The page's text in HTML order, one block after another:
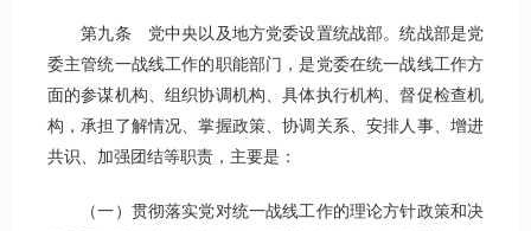
第九条 党中央以及地方党委设置统战部。统战部是党
委主管统一战线工作的职能部门，是党委在统一战线工作方
面的参谋机构、组织协调机构、具体执行机构、督促检查机
构，承担了解情况、掌握政策、协调关系、安排人事、增进
共识、加强团结等职责，主要是：
（一）贯彻落实党对统一战线工作的理论方针政策和决